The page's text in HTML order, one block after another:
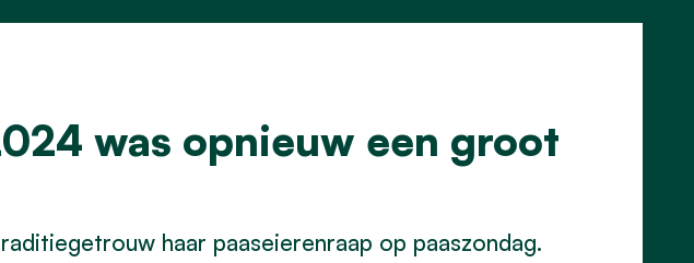
was opnieuw een groot
haar paaseierenraap op paaszondag.